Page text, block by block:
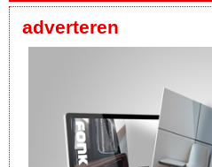
adverteren